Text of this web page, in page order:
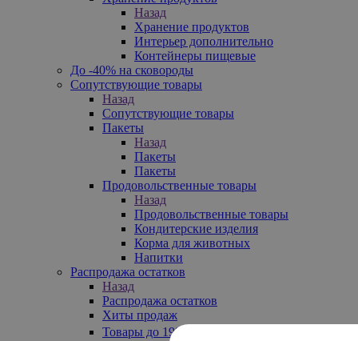
Назад
Хранение продуктов
Интерьер дополнительно
Контейнеры пищевые
До -40% на сковороды
Сопутствующие товары
Назад
Сопутствующие товары
Пакеты
Назад
Пакеты
Пакеты
Продовольственные товары
Назад
Продовольственные товары
Кондитерские изделия
Корма для животных
Напитки
Распродажа остатков
Назад
Распродажа остатков
Хиты продаж
Товары до 199₽